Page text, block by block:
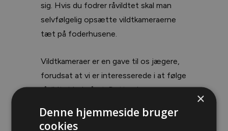
sig. Hvis du fodrer råvildtet skal man
selvfølgelig opsætte vildtkameraerne
tæt på foderhusene.
Vildtkameraer er en gave til os jægere,
forudsat at vi er interesserede i at følge
råvildtet hele året. Dette giver os en
sundhedstilstand.
×
Denne hjemmeside bruger
cookies